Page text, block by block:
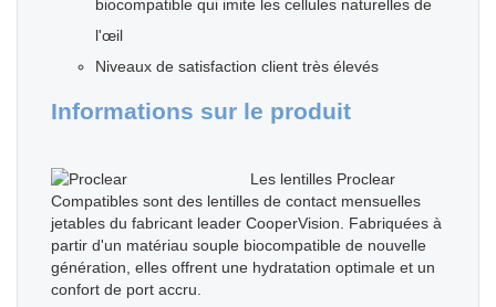
biocompatible qui imite les cellules naturelles de
l'œil
Niveaux de satisfaction client très élevés
Informations sur le produit
Les lentilles Proclear
Compatibles sont des lentilles de contact mensuelles
jetables du fabricant leader CooperVision. Fabriquées à
partir d'un matériau souple biocompatible de nouvelle
génération, elles offrent une hydratation optimale et un
confort de port accru.